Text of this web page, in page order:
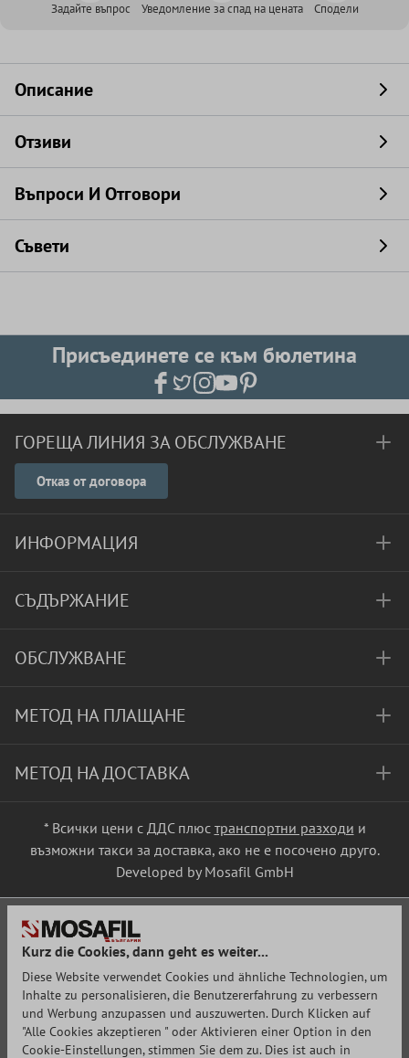
Задайте въпрос Уведомление за спад на цената Сподели
Описание
Отзиви
Въпроси И Отговори
Съвети
Присъединете се към бюлетина
ГОРЕЩА ЛИНИЯ ЗА ОБСЛУЖВАНЕ
Отказ от договора
ИНФОРМАЦИЯ
СЪДЪРЖАНИЕ
ОБСЛУЖВАНЕ
МЕТОД НА ПЛАЩАНЕ
МЕТОД НА ДОСТАВКА
* Всички цени с ДДС плюс транспортни разходи и
възможни такси за доставка, ако не е посочено друго.
Developed by Mosafil GmbH
Kurz die Cookies, dann geht es weiter...
Diese Website verwendet Cookies und ähnliche Technologien, um
Inhalte zu personalisieren, die Benutzererfahrung zu verbessern
und Werbung anzupassen und auszuwerten. Durch Klicken auf
"Alle Cookies akzeptieren " oder Aktivieren einer Option in den
Cookie-Einstellungen, stimmen Sie dem zu. Dies ist auch in